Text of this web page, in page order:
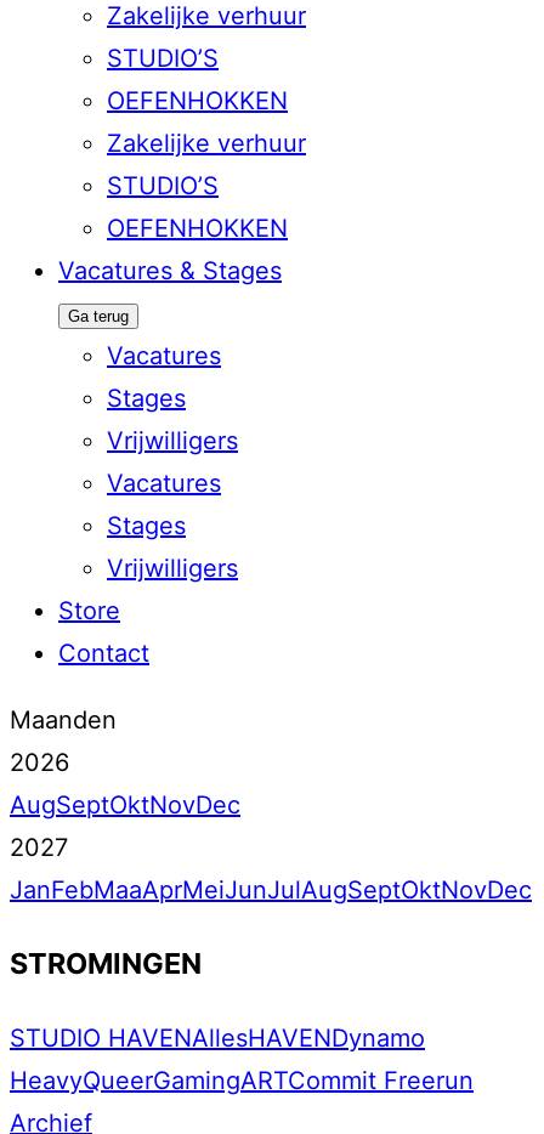
Zakelijke verhuur
STUDIO’S
OEFENHOKKEN
Zakelijke verhuur
STUDIO’S
OEFENHOKKEN
Vacatures & Stages
Ga terug
Vacatures
Stages
Vrijwilligers
Vacatures
Stages
Vrijwilligers
Store
Contact
Maanden
2026
AugSeptOktNovDec
2027
JanFebMaaAprMeiJunJulAugSeptOktNovDec
STROMINGEN
STUDIO HAVENAllesHAVENDynamo
HeavyQueerGamingARTCommit Freerun
Archief